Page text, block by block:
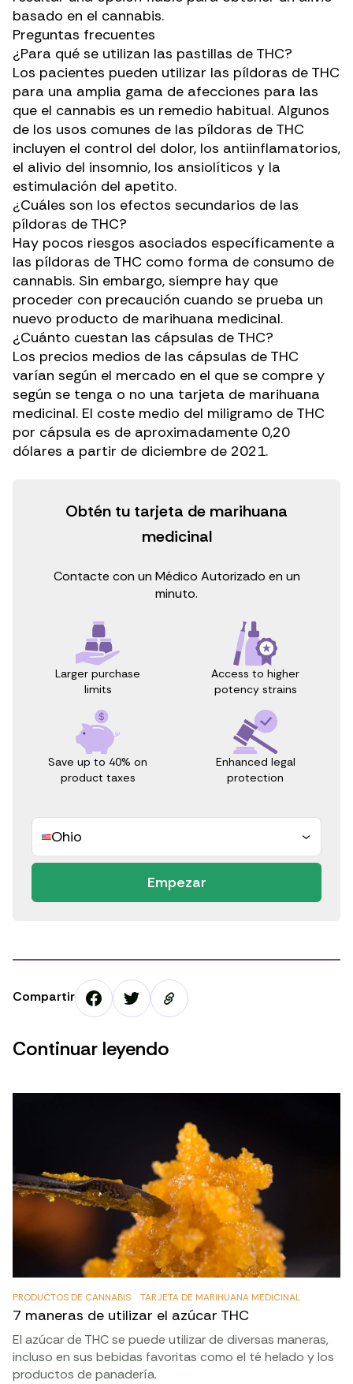
basado en el cannabis.
Preguntas frecuentes
¿Para qué se utilizan las pastillas de THC?
Los pacientes pueden utilizar las píldoras de THC
para una amplia gama de afecciones para las
que el cannabis es un remedio habitual. Algunos
de los usos comunes de las píldoras de THC
incluyen el control del dolor, los antiinflamatorios,
el alivio del insomnio, los ansiolíticos y la
estimulación del apetito.
¿Cuáles son los efectos secundarios de las
píldoras de THC?
Hay pocos riesgos asociados específicamente a
las píldoras de THC como forma de consumo de
cannabis. Sin embargo, siempre hay que
proceder con precaución cuando se prueba un
nuevo producto de marihuana medicinal.
¿Cuánto cuestan las cápsulas de THC?
Los precios medios de las cápsulas de THC
varían según el mercado en el que se compre y
según se tenga o no una tarjeta de marihuana
medicinal. El coste medio del miligramo de THC
por cápsula es de aproximadamente 0,20
dólares a partir de diciembre de 2021.
Obtén tu tarjeta de marihuana
medicinal
Contacte con un Médico Autorizado en un
minuto.
Larger purchase
limits
Access to higher
potency strains
Save up to 40% on
product taxes
Enhanced legal
protection
Ohio
Empezar
Compartir
Continuar leyendo
PRODUCTOS DE CANNABIS TARJETA DE MARIHUANA MEDICINAL
7 maneras de utilizar el azúcar THC
El azúcar de THC se puede utilizar de diversas maneras,
incluso en sus bebidas favoritas como el té helado y los
productos de panadería.